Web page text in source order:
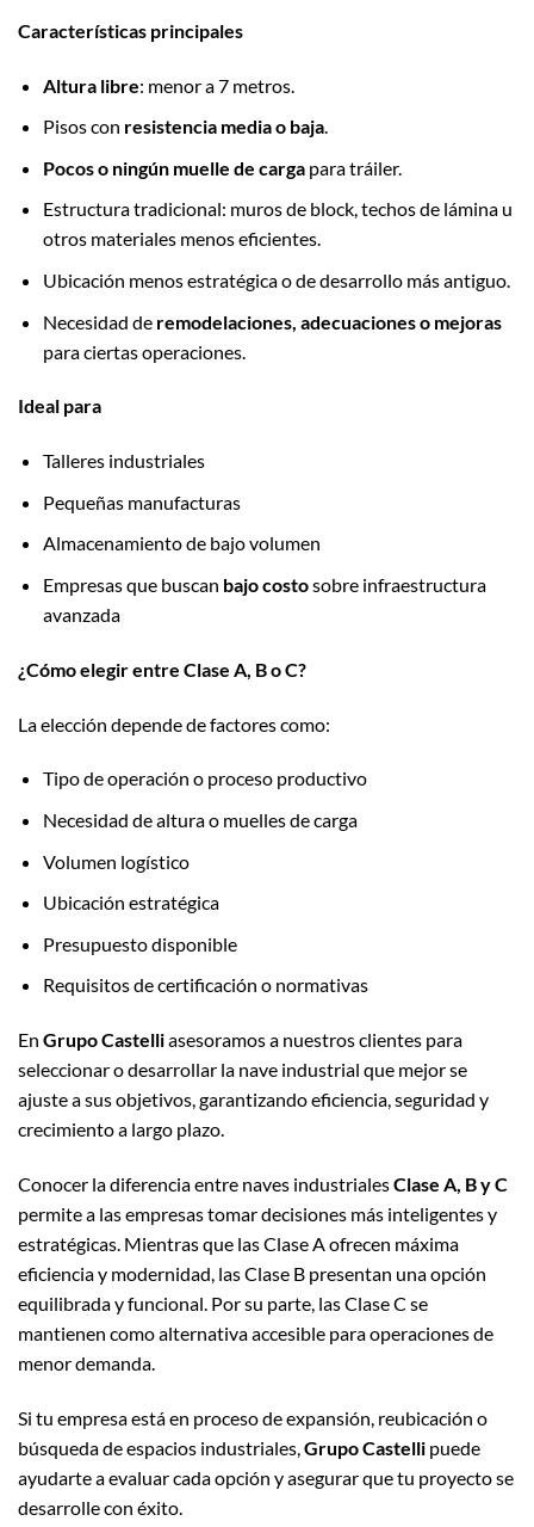
Características principales
Altura libre: menor a 7 metros.
Pisos con resistencia media o baja.
Pocos o ningún muelle de cargapara tráiler.
Estructura tradicional: muros de block, techos de lámina u
otros materiales menos eficientes.
Ubicación menos estratégica o de desarrollo más antiguo.
Necesidad de remodelaciones, adecuaciones o mejoras
para ciertas operaciones.
Ideal para
Talleres industriales
Pequeñas manufacturas
Almacenamiento de bajo volumen
Empresas que buscan bajo costosobre infraestructura
avanzada
¿Cómo elegir entre Clase A, B o C?
La elección depende de factores como:
Tipo de operación o proceso productivo
Necesidad de altura o muelles de carga
Volumen logístico
Ubicación estratégica
Presupuesto disponible
Requisitos de certificación o normativas
En Grupo Castelliasesoramos a nuestros clientes para
seleccionar o desarrollar la nave industrial que mejor se
ajuste a sus objetivos, garantizando eficiencia, seguridad y
crecimiento a largo plazo.
Conocer la diferencia entre naves industrialesClase A, B y C
permite a las empresas tomar decisiones más inteligentes y
estratégicas. Mientras que las Clase A ofrecen máxima
eficiencia y modernidad, las Clase B presentan una opción
equilibrada y funcional. Por su parte, las Clase C se
mantienen como alternativa accesible para operaciones de
menor demanda.
Si tu empresa está en proceso de expansión, reubicación o
búsqueda de espacios industriales, Grupo Castelli puede
ayudarte a evaluar cada opción y asegurar que tu proyecto se
desarrolle con éxito.